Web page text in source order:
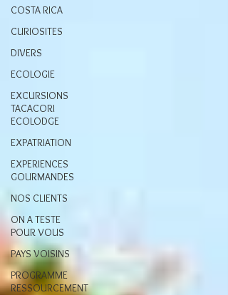
COSTA RICA
CURIOSITES
DIVERS
ECOLOGIE
EXCURSIONS
TACACORI
ECOLODGE
EXPATRIATION
EXPERIENCES
GOURMANDES
NOS CLIENTS
ON A TESTE
POUR VOUS
PAYS VOISINS
PROGRAMME
RESSOURCEMENT